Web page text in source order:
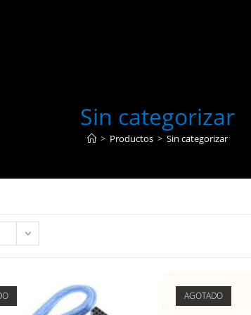
Sin categorizar
> Productos > Sin categorizar
AGOTADO